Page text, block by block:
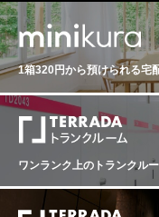
理に1杯
は「ア
蜂蜜の
ている
04/14
ぶどう
ール度数
ォケイ
k Date
2013
007
ugar.
otrytis
king ale
has a
e at
uquet
stant
ソーテ
ブラン 味
ヴォケ
Drink
Issue
e Wine
c
and
zu, lime
of
uppy fat
e
mless
1箱320円から預けられる宅
ワンランク上のトランクル